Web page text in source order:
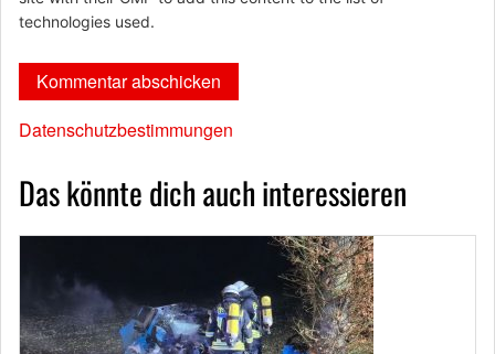
technologies used.
Datenschutzbestimmungen
Das könnte dich auch interessieren